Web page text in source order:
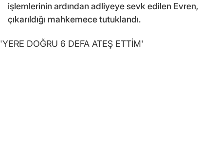
işlemlerinin ardından adliyeye sevk edilen Evren,
çıkarıldığı mahkemece tutuklandı.
'YERE DOĞRU 6 DEFA ATEŞ ETTİM'